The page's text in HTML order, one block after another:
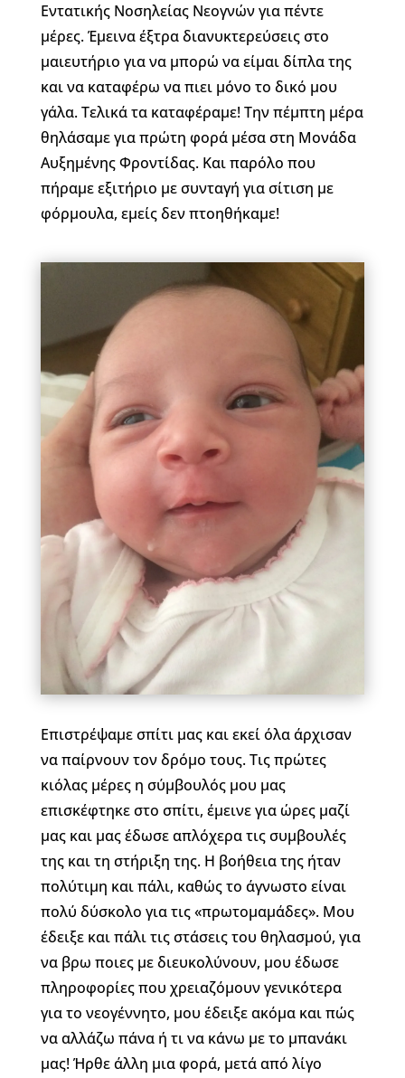
Εντατικής Νοσηλείας Νεογνών για πέντε
μέρες. Έμεινα έξτρα διανυκτερεύσεις στο
μαιευτήριο για να μπορώ να είμαι δίπλα της
και να καταφέρω να πιει μόνο το δικό μου
γάλα. Τελικά τα καταφέραμε! Την πέμπτη μέρα
θηλάσαμε για πρώτη φορά μέσα στη Μονάδα
Αυξημένης Φροντίδας. Και παρόλο που
πήραμε εξιτήριο με συνταγή για σίτιση με
φόρμουλα, εμείς δεν πτοηθήκαμε!
Επιστρέψαμε σπίτι μας και εκεί όλα άρχισαν
να παίρνουν τον δρόμο τους. Τις πρώτες
κιόλας μέρες η σύμβουλός μου μας
επισκέφτηκε στο σπίτι, έμεινε για ώρες μαζί
μας και μας έδωσε απλόχερα τις συμβουλές
της και τη στήριξη της. Η βοήθεια της ήταν
πολύτιμη και πάλι, καθώς το άγνωστο είναι
πολύ δύσκολο για τις «πρωτομαμάδες». Μου
έδειξε και πάλι τις στάσεις του θηλασμού, για
να βρω ποιες με διευκολύνουν, μου έδωσε
πληροφορίες που χρειαζόμουν γενικότερα
για το νεογέννητο, μου έδειξε ακόμα και πώς
να αλλάζω πάνα ή τι να κάνω με το μπανάκι
μας! Ήρθε άλλη μια φορά, μετά από λίγο